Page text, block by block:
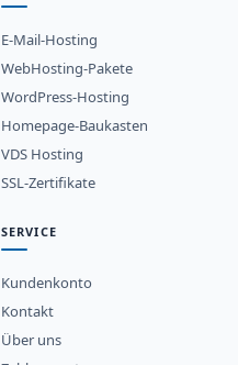
E-Mail-Hosting
WebHosting-Pakete
WordPress-Hosting
Homepage-Baukasten
VDS Hosting
SSL-Zertifikate
SERVICE
Kundenkonto
Kontakt
Über uns